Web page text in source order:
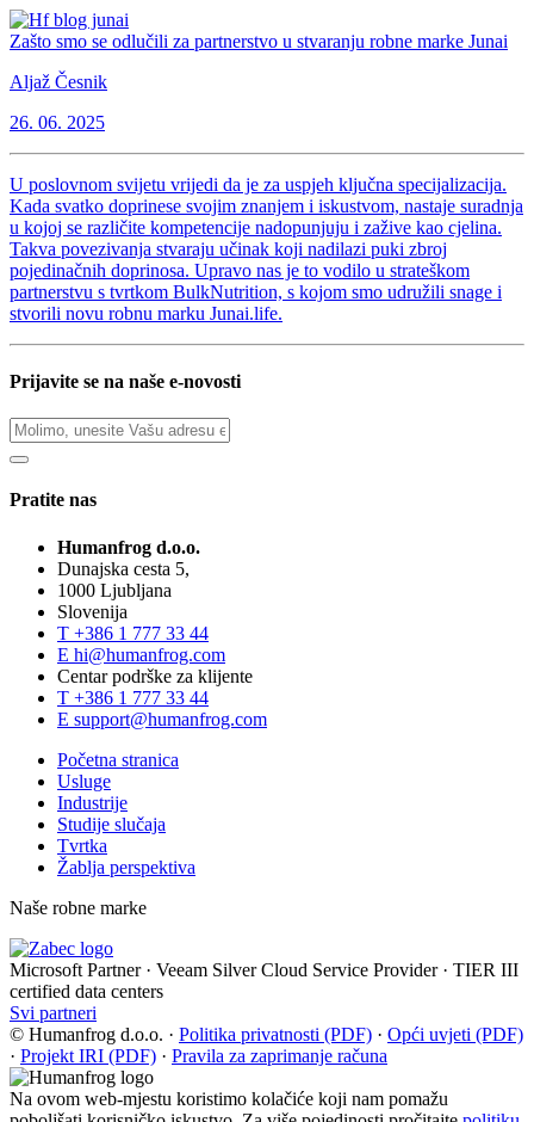
Zašto smo se odlučili za partnerstvo u stvaranju robne marke Junai
Aljaž Česnik
26. 06. 2025
U poslovnom svijetu vrijedi da je za uspjeh ključna specijalizacija.
Kada svatko doprinese svojim znanjem i iskustvom, nastaje suradnja
u kojoj se različite kompetencije nadopunjuju i zažive kao cjelina.
Takva povezivanja stvaraju učinak koji nadilazi puki zbroj
pojedinačnih doprinosa. Upravo nas je to vodilo u strateškom
partnerstvu s tvrtkom BulkNutrition, s kojom smo udružili snage i
stvorili novu robnu marku Junai.life.
Prijavite se na naše e-novosti
Pratite nas
Humanfrog d.o.o.
Dunajska cesta 5,
1000 Ljubljana
Slovenija
T +386 1 777 33 44
E hi@humanfrog.com
Centar podrške za klijente
T +386 1 777 33 44
E support@humanfrog.com
Početna stranica
Usluge
Industrije
Studije slučaja
Tvrtka
Žablja perspektiva
Naše robne marke
Microsoft Partner · Veeam Silver Cloud Service Provider · TIER III
certified data centers
Svi partneri
© Humanfrog d.o.o. · Politika privatnosti (PDF) · Opći uvjeti (PDF)
· Projekt IRI (PDF) · Pravila za zaprimanje računa
Na ovom web-mjestu koristimo kolačiće koji nam pomažu